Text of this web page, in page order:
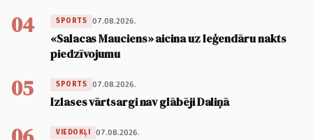
04 SPORTS 07.08.2026.
«Salacas Mauciens» aicina uz leģendāru nakts
piedzīvojumu
05 SPORTS 07.08.2026.
Izlases vārtsargi nav glābēji Daliņā
VIEDOKĻI 07.08.2026.